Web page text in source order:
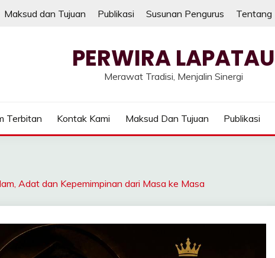
Maksud dan Tujuan Publikasi Susunan Pengurus Tentang
PERWIRA LAPATAU
Merawat Tradisi, Menjalin Sinergi
Terbitan Kontak Kami Maksud Dan Tujuan Publikasi
Adat dan Kepemimpinan dari Masa ke Masa